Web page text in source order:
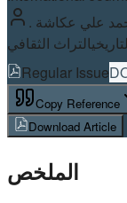
علي عكاشة
التراث الثقافي
Regular Issue
Copy Reference
Download Article
الملخص